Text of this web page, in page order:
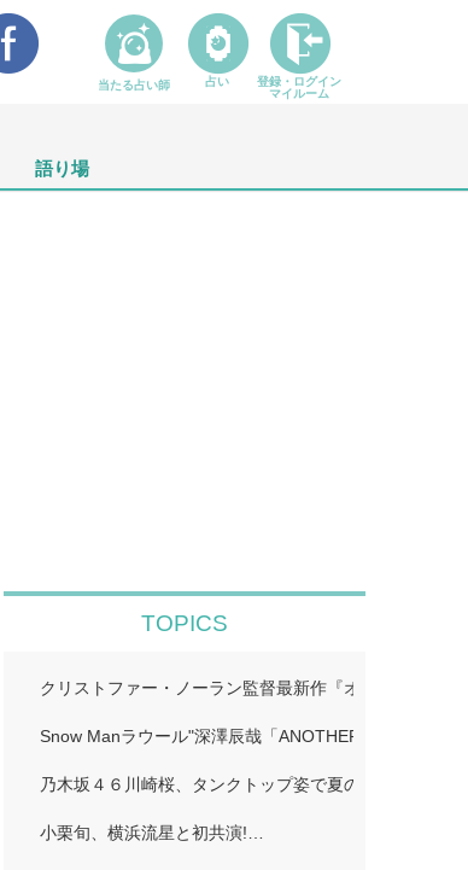
語り場
TOPICS
クリストファー・ノーラン監督最新作『オデュッセイ
Snow Manラウール"深澤辰哉「ANOTHER SKY」…
乃木坂４６川崎桜、タンクトップ姿で夏のワンシーン
小栗旬、横浜流星と初共演!…
当たる占い師 占い
登録・ログイン
マイルーム